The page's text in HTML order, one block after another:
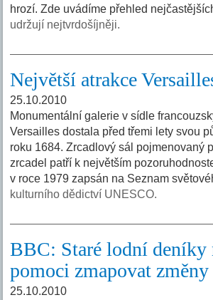
hrozí. Zde uvádíme přehled
udržují nejtvrdošíjněji.
Největší atrakce
25.10.2010
Monumentální galerie v sídle
Versailles dostala před třemi lety svou
roku 1684. Zrcadlový sál pojmenovaný
zrcadel patří k největším
v roce 1979 zapsán na Seznam
kulturního dědictví UNESCO.
BBC: Staré lodní deníky
pomoci zmapovat
25.10.2010